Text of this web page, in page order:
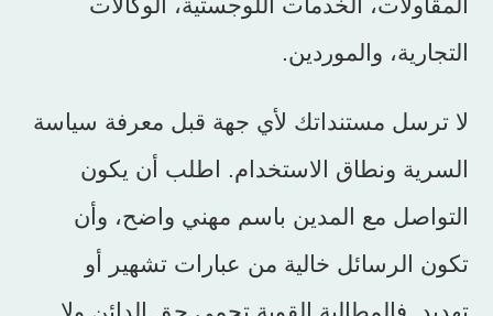
المقاولات، الخدمات اللوجستية، الوكالات
التجارية، والموردين.
لا ترسل مستنداتك لأي جهة قبل معرفة سياسة
السرية ونطاق الاستخدام. اطلب أن يكون
التواصل مع المدين باسم مهني واضح، وأن
تكون الرسائل خالية من عبارات تشهير أو